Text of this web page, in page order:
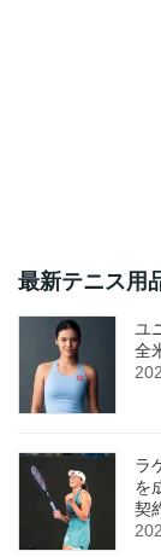
最新テニス用
ユ
全
ラ
を
契